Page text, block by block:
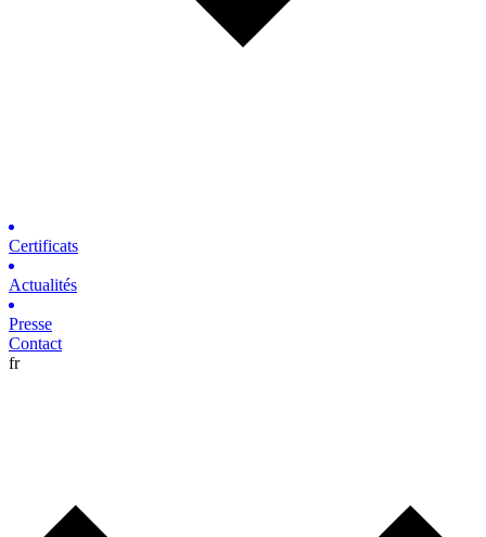
Certificats
Actualités
Presse
Contact
fr